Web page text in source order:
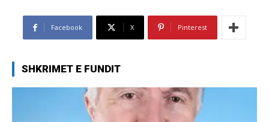
Facebook X Pinterest
SHKRIMET E FUNDIT